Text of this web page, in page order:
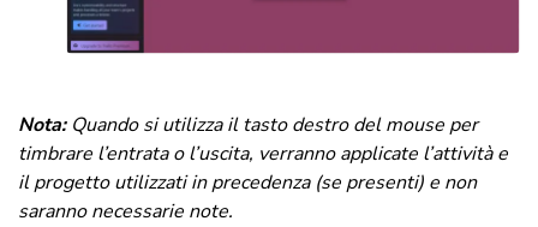
Nota: Quando si utilizza il tasto destro del mouse per
timbrare l’entrata o l’uscita, verranno applicate l’attività e
il progetto utilizzati in precedenza (se presenti) e non
saranno necessarie note.